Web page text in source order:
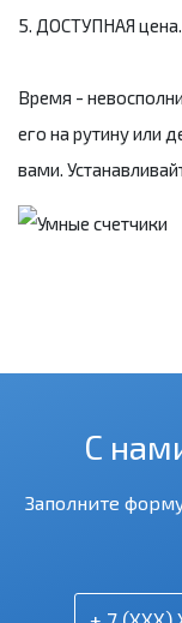
5. ДОСТУПНАЯ цена.
Время -
его на рутину или
вами.
С
Заполните